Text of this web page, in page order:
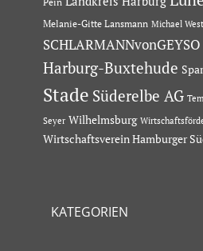
Melanie-Gitte Lansmann Michael
SCHLARMANNvonGEYSO
Harburg-Buxtehude
Stade Süderelbe AG
Seyer Wilhelmsburg
Wirtschaftsverein Hamburger
KATEGORIEN